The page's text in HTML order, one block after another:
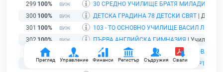
Преглед Управление Финанси Регистър Съдружия Свали
299 100% 30 СРЕДНО УЧИЛИЩЕ БРАТЯ МИЛАДИНОВИ
300 100% ДЕТСКА ГРАДИНА 78 ДЕТСКИ СВЯТ |
301 100%
103 - ТО ОСНОВНО УЧИЛИЩЕ ВАСИЛ ЛЕВСКИ
302 100% ПЪРВА АНГЛИЙСКА ГИМНАЗИЯ | Училище |
100% 132 СРЕДНО УЧИЛИЩЕ ВАНЯ ВОЙНОВА
304 100% ДЕТСКА ГРАДИНА С ДЕТСКА ЯСЛА №150